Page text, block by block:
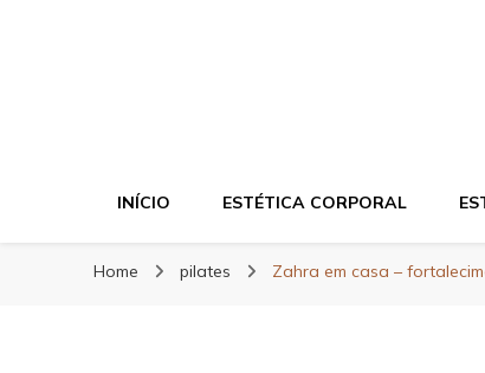
Blog da Zahra
INÍCIO ESTÉTICA CORPORAL
Home pilates Zahra em casa –